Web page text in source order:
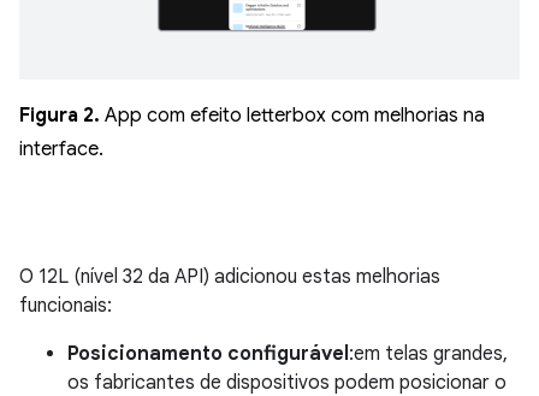
Figura 2. App com efeito letterbox com melhorias na
interface.
O 12L (nível 32 da API) adicionou estas melhorias
funcionais:
Posicionamento configurável :em telas grandes,
os fabricantes de dispositivos podem posicionar o